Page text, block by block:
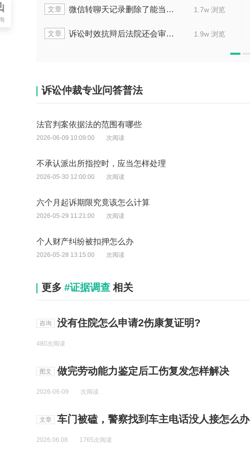
1.7w 浏览
文章 微信转聊天记录删除了能当法律起诉的证据吗
1.9w 浏览
文章 诉讼时效抗辩后法院还会审理实体证据吗
诉讼仲裁专业问答普法
法官判案依据法的范围有哪些
2026-06-09 10:09:00 次阅读
不承认派出所指控时，应当怎样处理
2026-05-30 12:00:00 次阅读
六个月起诉期限究竟该怎么计算
2026-05-29 11:21:00 次阅读
个人财产纠纷被扣押怎么办
2026-05-28 13:15:00 次阅读
更多 #证据调查 相关
咨询 没有住院怎么申请2伤康复证明?
480次阅读
图文 做完劳动能力鉴定后工伤复发怎样解决
2026-06-09 次阅读
文章 车门被磕，警察找到车主电话没人接怎么办
2026.06.08 1765次阅读